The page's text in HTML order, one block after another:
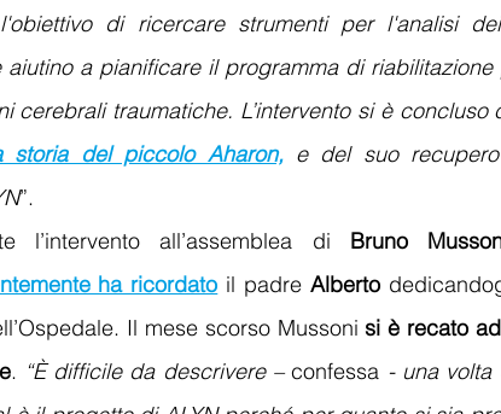
di ricercare strumenti per l'analisi
a pianificare il programma di
cerebrali traumatiche. L’intervento si è concluso
storia del piccolo Aharon, e del suo
”.
l’intervento all’assemblea di Bruno
ha ricordato il padre Alberto
Il mese scorso Mussoni si è recato
. “È difficile da descrivere – confessa - una